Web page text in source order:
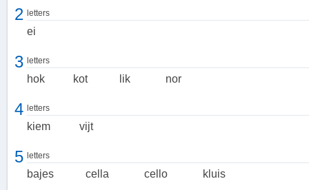
In de context van energieopslag verwijst een cel naar een deel van
een batterij of een accu. Deze cellen zijn verantwoordelijk voor het
2 letters
ei
3 letters
hok kot lik nor
4 letters
kiem vijt
5 letters
bajes cella cello kluis